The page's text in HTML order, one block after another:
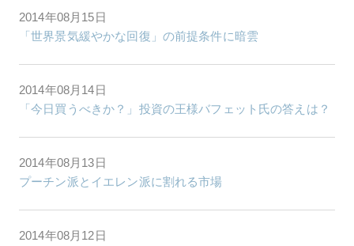
2014年08月15日
「世界景気緩やかな回復」の前提条件に暗雲
2014年08月14日
「今日買うべきか？」投資の王様バフェット氏の答えは？
2014年08月13日
プーチン派とイエレン派に割れる市場
2014年08月12日